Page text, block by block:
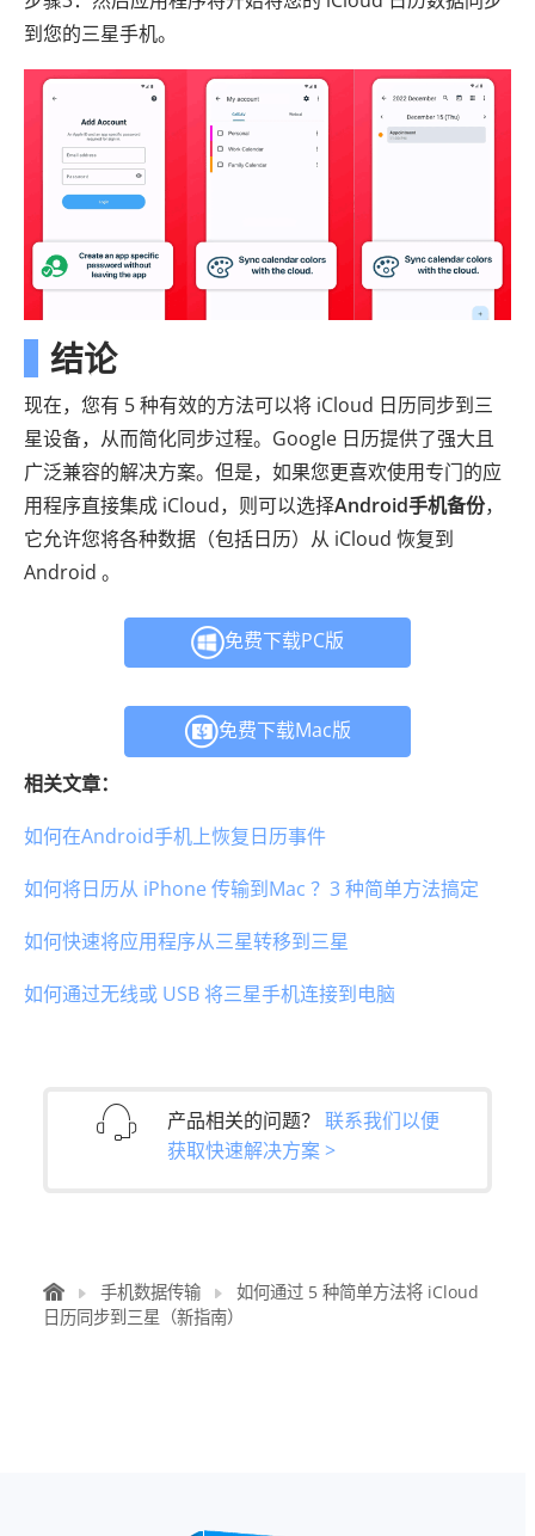
到您的三星手机。
结论
现在，您有 5 种有效的方法可以将 iCloud 日历同步到三
星设备，从而简化同步过程。Google 日历提供了强大且
广泛兼容的解决方案。但是，如果您更喜欢使用专门的应
用程序直接集成 iCloud，则可以选择Android手机备份，
它允许您将各种数据（包括日历）从 iCloud 恢复到
Android 。
免费下载PC版
免费下载Mac版
相关文章：
如何在Android手机上恢复日历事件
如何将日历从 iPhone 传输到Mac ？3 种简单方法搞定
如何快速将应用程序从三星转移到三星
如何通过无线或 USB 将三星手机连接到电脑
产品相关的问题？ 联系我们以便
获取快速解决方案 >
手机数据传输
如何通过 5 种简单方法将 iCloud
日历同步到三星（新指南）